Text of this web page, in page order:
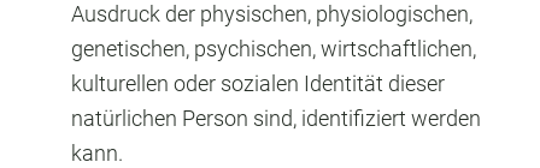
Ausdruck der physischen, physiologischen,
genetischen, psychischen, wirtschaftlichen,
kulturellen oder sozialen Identität dieser
natürlichen Person sind, identifiziert werden
kann.